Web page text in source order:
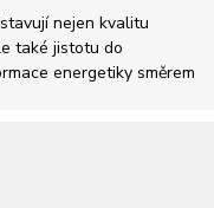
nejen kvalitu
také jistotu do
energetiky směrem